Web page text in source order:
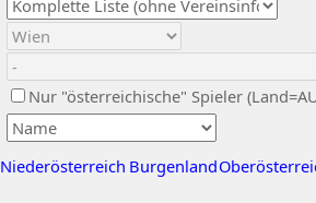
Nur "österreichische" Spieler
Niederösterreich Burgenland